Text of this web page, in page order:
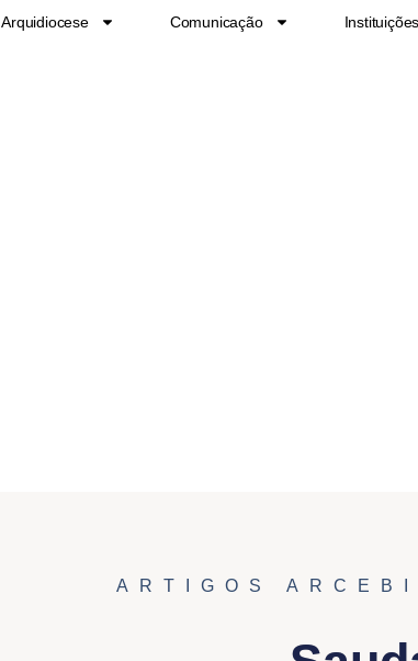
Arquidiocese Comunicação Instituições
ARTIGOS